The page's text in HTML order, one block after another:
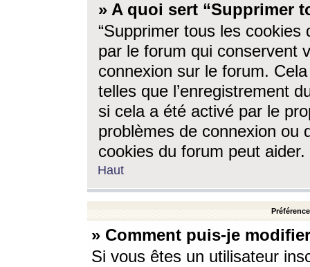
» A quoi sert “Supprimer
“Supprimer tous les cookies
par le forum qui conservent
connexion sur le forum.
telles que l’enregistrement
si cela a été activé par le
problèmes de connexion ou
cookies du forum peut aider.
Haut
» Comment puis-je
Si vous êtes un utilisateur